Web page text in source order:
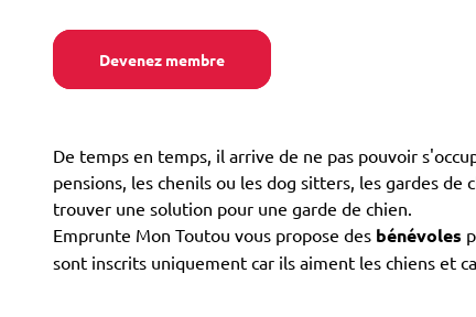
Devenez membre
De temps en temps, il arrive de ne pas pouvoir
pensions, les chenils ou les dog sitters, les gardes
trouver une solution pour une garde de chien.
Emprunte Mon Toutou vous propose des bénévoles
sont inscrits uniquement car ils aiment les chiens et